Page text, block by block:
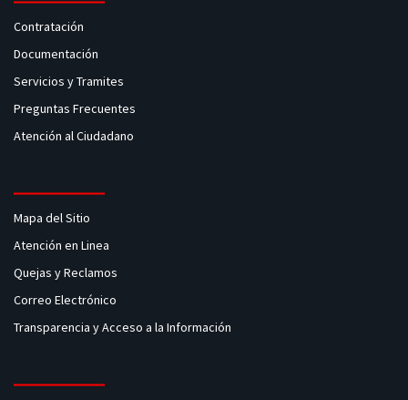
Contratación
Documentación
Servicios y Tramites
Preguntas Frecuentes
Atención al Ciudadano
Mapa del Sitio
Atención en Linea
Quejas y Reclamos
Correo Electrónico
Transparencia y Acceso a la Información